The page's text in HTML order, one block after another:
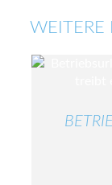
WEITERE